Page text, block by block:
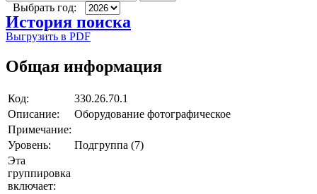
Выбрать год:
История поиска
Выгрузить в PDF
Общая информация
Код:
330.26.70.1
Описание:
Оборудование фотографическое
Примечание:
Уровень:
Подгруппа (7)
Эта
группировка
включает: